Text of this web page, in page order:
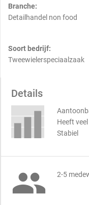
Branche:
Detailhandel non food
Soort bedrijf:
Tweewielerspeciaalzaak
Details
Heeft
Stabiel
 2-5